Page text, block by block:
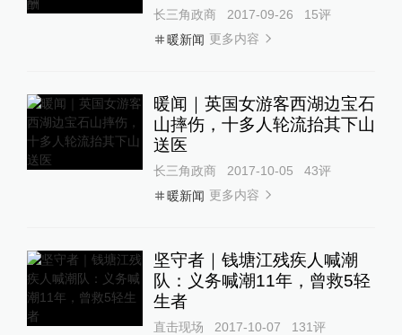
长三角政商 2017-09-26 15评
暖新闻 更多内容
暖闻｜英国女游客西湖边宝石
山摔伤，十多人轮流抬其下山
送医
长三角政商 2017-10-05 43评
暖新闻 更多内容
坚守者｜钱塘江残疾人喊潮
队：义务喊潮11年，曾救5轻
生者
直击现场 2017-10-07 131评